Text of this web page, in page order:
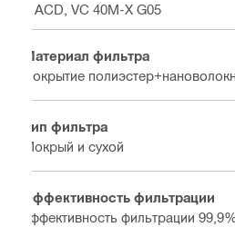
X ACD, VC 40M-X G05
Материал фильтра
Покрытие
Тип фильтра
Мокрый и сухой
Эффективность фильтрации
эффективность фильтрации